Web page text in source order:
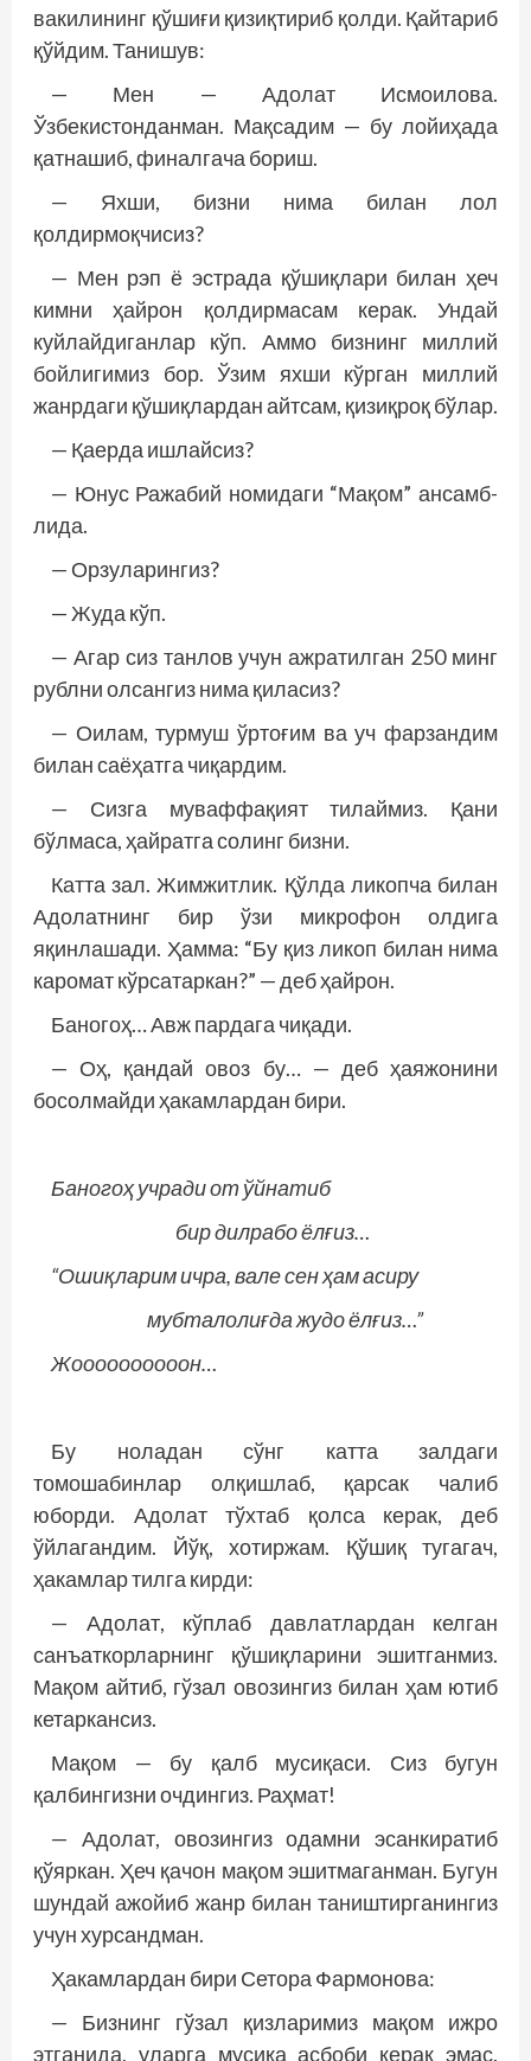
вакилининг қўшиғи қизиқтириб қолди. Қайтариб
қўйдим. Танишув:
— Мен — Адолат Исмоилова.
Ўзбекистонданман. Мақсадим — бу лойиҳада
қатнашиб, финалгача бориш.
— Яхши, бизни нима билан лол
қолдирмоқчисиз?
— Мен рэп ё эстрада қўшиқлари билан ҳеч
кимни ҳайрон қолдирмасам керак. Ундай
куйлайдиганлар кўп. Аммо бизнинг миллий
бойлигимиз бор. Ўзим яхши кўрган миллий
жанрдаги қўшиқлардан айтсам, қизиқроқ бўлар.
— Қаерда ишлайсиз?
— Юнус Ражабий номидаги “Мақом” ансамб­
лида.
— Орзуларингиз?
— Жуда кўп.
— Агар сиз танлов учун ажратилган 250 минг
рублни олсангиз нима қиласиз?
— Оилам, турмуш ўртоғим ва уч фарзандим
билан саёҳатга чиқардим.
— Сизга муваффақият тилаймиз. Қани
бўлмаса, ҳайратга солинг бизни.
Катта зал. Жимжитлик. Қўлда ликопча билан
Адолатнинг бир ўзи микрофон олдига
яқинлашади. Ҳамма: “Бу қиз ликоп билан нима
каромат кўрсатаркан?” — деб ҳайрон.
Баногоҳ… Авж пардага чиқади.
— Оҳ, қандай овоз бу… — деб ҳаяжонини
босолмайди ҳакамлардан бири.
Баногоҳ учради от ўйнатиб
бир дилрабо ёлғиз…
“Ошиқларим ичра, вале сен ҳам асиру
мубталолиғда жудо ёлғиз…”
Жоооооооооон…
Бу ноладан сўнг катта залдаги
томошабинлар олқишлаб, қарсак чалиб
юборди. Адолат тўхтаб қолса керак, деб
ўйлагандим. Йўқ, хотиржам. Қўшиқ тугагач,
ҳакамлар тилга кирди:
— Адолат, кўплаб давлатлардан келган
санъаткорларнинг қўшиқларини эшитганмиз.
Мақом айтиб, гўзал овозингиз билан ҳам ютиб
кетаркансиз.
Мақом — бу қалб мусиқаси. Сиз бугун
қалбингизни очдингиз. Раҳмат!
— Адолат, овозингиз одамни эсанкиратиб
қўяркан. Ҳеч қачон мақом эшитмаганман. Бугун
шундай ажойиб жанр билан таништирганингиз
учун хурсандман.
Ҳакамлардан бири Сетора Фармонова:
— Бизнинг гўзал қизларимиз мақом ижро
этганида, уларга мусиқа асбоби керак эмас.